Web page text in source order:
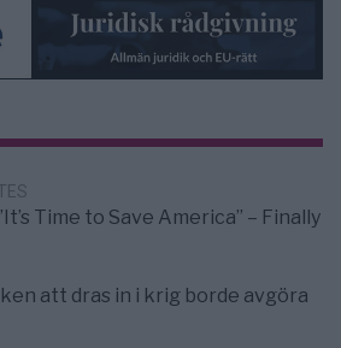
Time to Save America” – Finally
att dras in i krig borde avgöra